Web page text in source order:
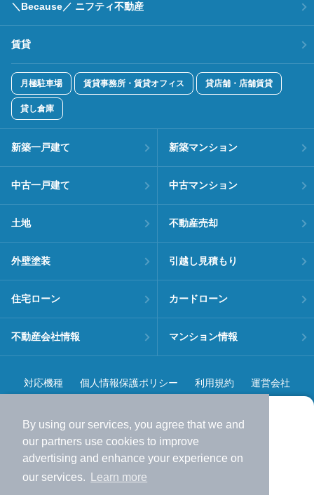
By using our services, you agree that we and
our partners use cookies to improve
advertising and enhance your experience on
our services.
Learn more
より使いやすくなった
アプリで物件探ししませんか？
サクサク動く地図で物件検索
＼Because／ ニフティ不動産
賃貸
月極駐車場 賃貸事務所・賃貸オフィス 貸店舗・店舗賃貸
貸し倉庫
新築一戸建て 新築マンション
中古一戸建て 中古マンション
土地 不動産売却
外壁塗装 引越し見積もり
住宅ローン カードローン
不動産会社情報 マンション情報
対応機種 個人情報保護ポリシー 利用規約 運営会社